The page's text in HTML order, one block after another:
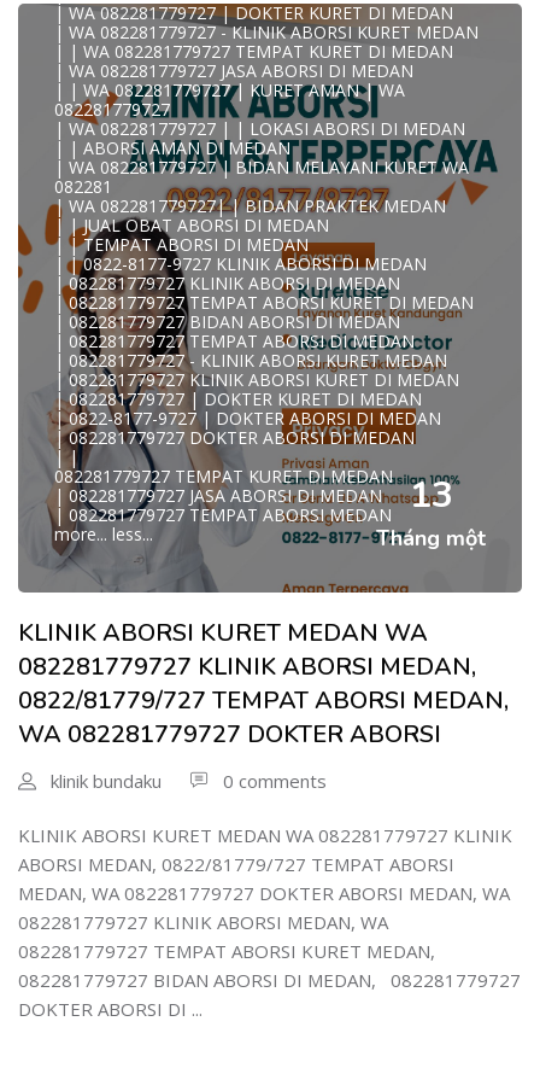
| WA 082281779727 | DOKTER KURET DI MEDAN
| WA 082281779727 - KLINIK ABORSI KURET MEDAN
| | WA 082281779727 TEMPAT KURET DI MEDAN
| WA 082281779727 JASA ABORSI DI MEDAN
| | WA 082281779727 | KURET AMAN | WA
082281779727
| WA 082281779727 | | LOKASI ABORSI DI MEDAN
| | ABORSI AMAN DI MEDAN
| WA 082281779727 | BIDAN MELAYANI KURET WA
082281
| WA 082281779727| | BIDAN PRAKTEK MEDAN
| | JUAL OBAT ABORSI DI MEDAN
| | TEMPAT ABORSI DI MEDAN
| | 0822-8177-9727 KLINIK ABORSI DI MEDAN
| 082281779727 KLINIK ABORSI DI MEDAN
| 082281779727 TEMPAT ABORSI KURET DI MEDAN
| 082281779727 BIDAN ABORSI DI MEDAN
| 082281779727 TEMPAT ABORSI DI MEDAN
| 082281779727 - KLINIK ABORSI KURET MEDAN
| 082281779727 KLINIK ABORSI KURET DI MEDAN
| 082281779727 | DOKTER KURET DI MEDAN
| 0822-8177-9727 | DOKTER ABORSI DI MEDAN
| 082281779727 DOKTER ABORSI DI MEDAN
| |
082281779727 TEMPAT KURET DI MEDAN
| 082281779727 JASA ABORSI DI MEDAN
| 082281779727 TEMPAT ABORSI MEDAN
more... less...
13
Tháng một
KLINIK ABORSI KURET MEDAN WA
082281779727 KLINIK ABORSI MEDAN,
0822/81779/727 TEMPAT ABORSI MEDAN,
WA 082281779727 DOKTER ABORSI
klinik bundaku 0 comments
KLINIK ABORSI KURET MEDAN WA 082281779727 KLINIK
ABORSI MEDAN, 0822/81779/727 TEMPAT ABORSI
MEDAN, WA 082281779727 DOKTER ABORSI MEDAN, WA
082281779727 KLINIK ABORSI MEDAN, WA
082281779727 TEMPAT ABORSI KURET MEDAN,
082281779727 BIDAN ABORSI DI MEDAN, 082281779727
DOKTER ABORSI DI ...
KLINIK ABORSI KURET MEDAN WA 082281779727 KLINIK
A
0822/81779/727 TEMPAT ABORSI MEDAN
WA 082281779727 DOKTER ABORSI MEDAN
WA 082281779727 KLINIK ABORSI MEDAN
WA 082281779727 TEMPAT ABORSI KURET MEDAN
082281779727 BIDAN ABORSI DI MEDAN
082281779727 DOKTER ABORSI DI MEDAN
WA 0822*81779*727 TEMPAT ABORSI MEDAN
WA 082281779727 DOKTER KURET DI MEDAN
WA 082281779727 TEMPAT KURET DI MEDAN
WA 082281779727 JASA ABORSI DI MEDAN
| WA 082-281-779-727 KURET AMAN WA 082281779727
TE
| WA 082-281-779-727 LOKASI ABORSI DI MEDAN
082-281-779-727 ABORSI AMAN DI MEDAN
| WA 082281779727 BIDAN MELAYANI KURET WA
08228177
WA 082281779727 BIDAN PRAKTEK MEDAN
| KLINIK ABORSI MEDAN
WA 082281779727 TEMPAT ABORSI DI MEDAN
| 082281779727 KLINIK ABORSI MEDAN
| WA 0822-8177-9727 DOKTER ABORSI DI MEDAN
| WA 082*2817797*27 BIDAN ABORSI DI MEDAN
| WA 0822*81779*727 KLINIK KURET DI MEDAN
WA 082281779727 KURET AMAN | WA 082281779727
KLINI
| WA 082/281779/727 KLINIK ABORSI KURET DI MEDAN
| WA 082281779727 DOKTER KURET DI MEDAN
WA 082281779727 DOKTER ABORSI DI MEDAN
| WA 08228*1779*727 TEMPAT KURET DI MEDAN
| WA )082281779727) JASA ABORSI DI MEDAN
| WA 0822#8177#9727 TEMPAT ABORSI MEDAN
| ABORSI AMAN DI MEDAN
| WA 082281779727 TEMPAT KURET MEDAN
0822817797
| WA 082281779727BIDAN PRAKTEK MEDAN
JUAL OBAT ABORSI DI MEDAN
| TEMPAT ABORSI DI MEDAN
| HTTPS://WA.ME/6282281779727 WA 082-281-779-727 K
| WA 082281779727 KLINIK ABORSI KURET DI MEDAN
| WA 082281779727 TEMPAT ABORSI DI MEDAN
| WA 082281779727 BIDAN ABORSI DI MEDAN
| WA 082281779727 TEMPAT ABORSI MEDAN
| 0822-8177-9727 DOKTER ABORSI DI MEDAN
| WA 082281779727 TEMPAT ABORSI KURET DI MEDAN